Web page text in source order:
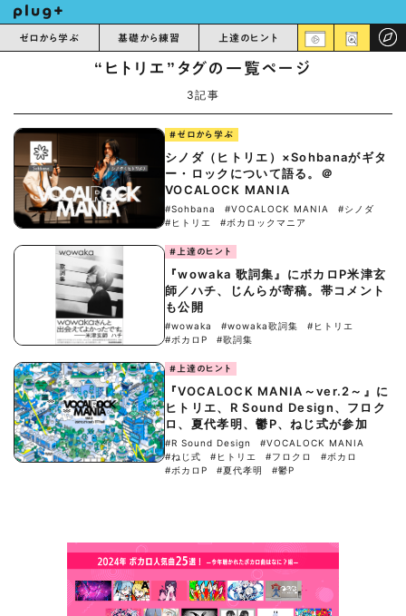
ゼロから学ぶ 基礎から練習 上達のヒント
“ヒトリエ”タグの一覧ページ
3記事
#ゼロから学ぶ
シノダ（ヒトリエ）×Sohbanaがギタ
ー・ロックについて語る。＠
VOCALOCK MANIA
#Sohbana #VOCALOCK MANIA
#シノダ
#ヒトリエ
#ボカロックマニア
#上達のヒント
『wowaka 歌詞集』にボカロP米津玄
師／ハチ、じんらが寄稿。帯コメント
も公開
#wowaka #wowaka歌詞集
#ヒトリエ
#ボカロP
#歌詞集
#上達のヒント
『VOCALOCK MANIA～ver.2～』に
ヒトリエ、R Sound Design、フロク
ロ、夏代孝明、鬱P、ねじ式が参加
#R Sound Design
#VOCALOCK MANIA
#ねじ式
#ヒトリエ #フロクロ
#ボカロ
#ボカロP
#夏代孝明 #鬱P